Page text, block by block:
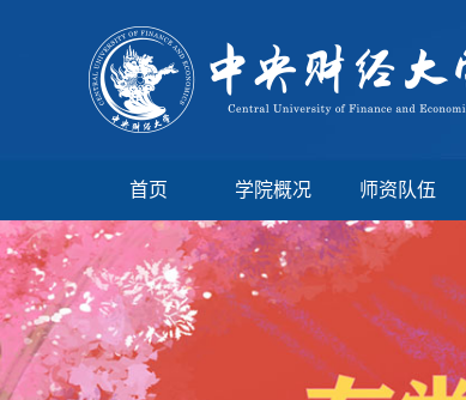
首页 学院概况 师资队伍